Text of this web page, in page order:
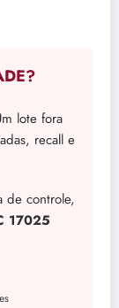
lote fora
recall e
de controle,
17025